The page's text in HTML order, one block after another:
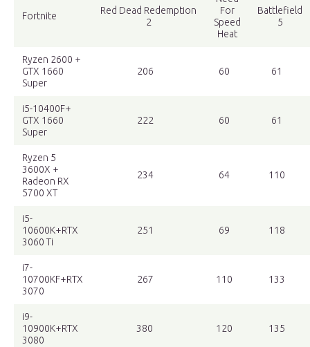
Fortnite
Red Dead Redemption
2
For
Speed
Heat
Battlefield
5
Ryzen 2600 +
GTX 1660
Super
206 60 61
i5-10400F+
GTX 1660
Super
222 60 61
Ryzen 5
3600X +
Radeon RX
5700 ХТ
234 64 110
i5-
10600K+RTX
3060 Ti
251 69 118
i7-
10700KF+RTX
3070
267 110 133
i9-
10900K+RTX
3080
380 120 135